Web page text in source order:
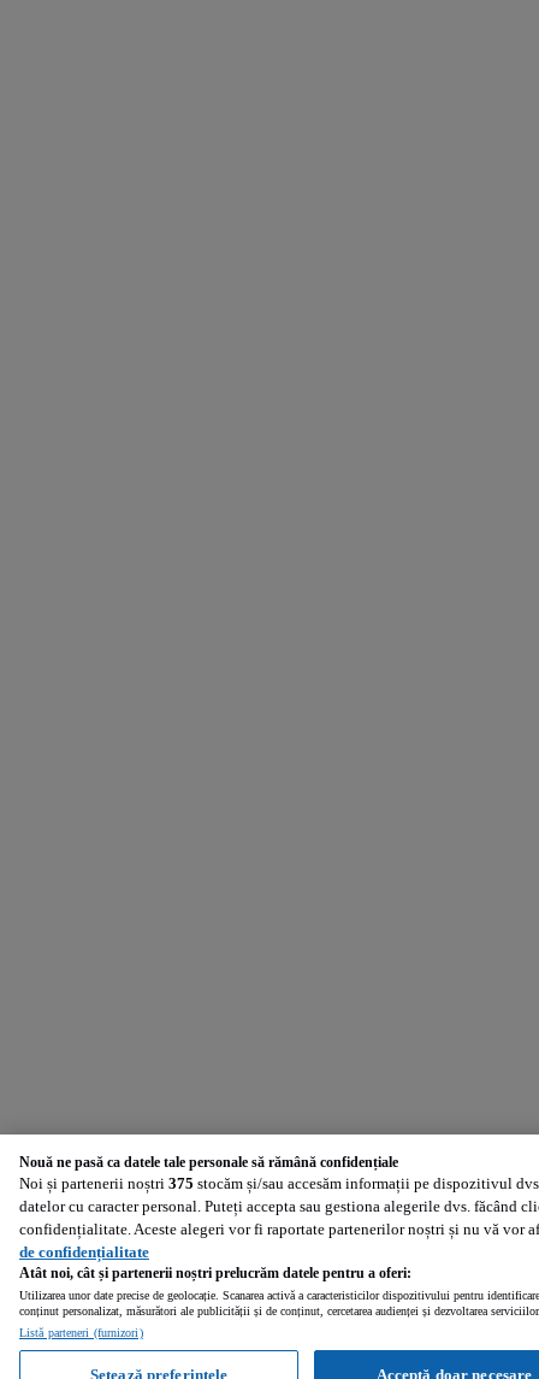
Nouă ne pasă ca datele tale personale să rămână confidențiale
Noi și partenerii noștri 375 stocăm și/sau accesăm informații pe dispozitivul
datelor cu caracter personal. Puteți accepta sau gestiona alegerile dvs. făcând
confidențialitate. Aceste alegeri vor fi raportate partenerilor noștri și nu vă vor
de confidențialitate
Atât noi, cât și partenerii noștri prelucrăm datele pentru a oferi:
Utilizarea unor date precise de geolocație. Scanarea activă a caracteristicilor dispozitivului pentru
conținut personalizat, măsurători ale publicității și de conținut, cercetarea audienței și dezvoltarea
Listă parteneri (furnizori)
Acceptă doar necesare
Setează preferințele